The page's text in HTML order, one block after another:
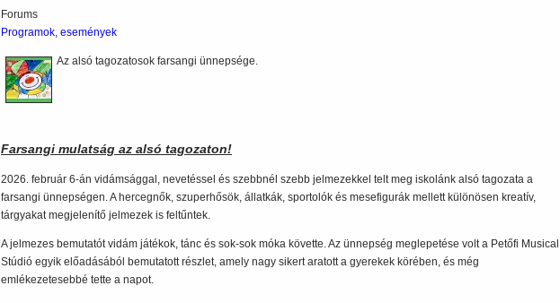
Forums
Programok, események
Az alsó tagozatosok farsangi ünnepsége.
Farsangi mulatság az alsó tagozaton!
2026. február 6-án vidámsággal, nevetéssel és szebbnél szebb jelmezekkel telt meg iskolánk alsó tagozata a
farsangi ünnepségen. A hercegnők, szuperhősök, állatkák, sportolók és mesefigurák mellett különösen kreatív,
tárgyakat megjelenítő jelmezek is feltűntek.
A jelmezes bemutatót vidám játékok, tánc és sok-sok móka követte. Az ünnepség meglepetése volt a Petőfi Musical
Stúdió egyik előadásából bemutatott részlet, amely nagy sikert aratott a gyerekek körében, és még
emlékezetesebbé tette a napot.